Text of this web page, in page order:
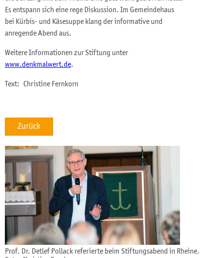
Es entspann sich eine rege Diskussion. Im Gemeindehaus
bei Kürbis- und Käsesuppe klang der informative und
anregende Abend aus.
Weitere Informationen zur Stiftung unter
www.denkmalwert.de.
Text: Christine Fernkorn
Zurück
Prof. Dr. Detlef Pollack referierte beim Stiftungsabend in Rheine.